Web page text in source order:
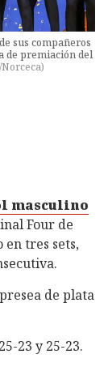
sus compañeros
de premiación del
)
masculino
Four de
tres sets,
de plata
23 y 25-23.